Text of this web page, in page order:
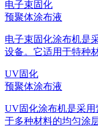
电子束固化
预聚体涂布液
电子束固化涂布机是
设备。它适用于特种
UV固化
预聚体涂布液
UV固化涂布机是采用
于多种材料的均匀涂